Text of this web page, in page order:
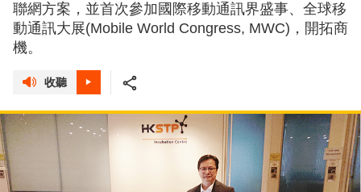
聯網方案，並首次參加國際移動通訊界盛事、全球移
動通訊大展(Mobile World Congress, MWC)，開拓商
機。
收聽